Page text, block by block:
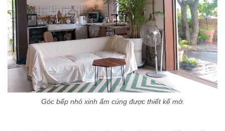
Góc bếp nhỏ xinh ấm cúng được thiết kế mở.